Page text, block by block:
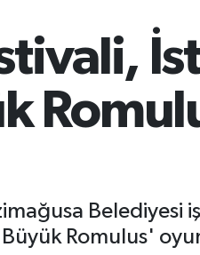
Belediyesi
Romulus'